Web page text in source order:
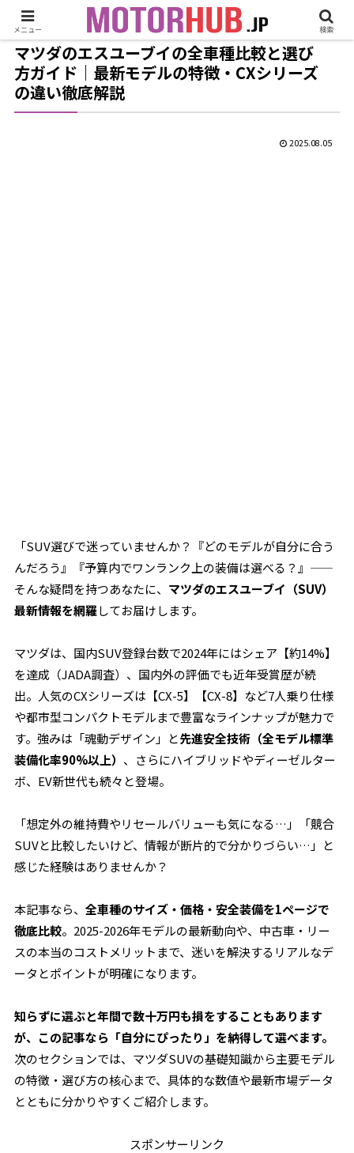
マツダのエスユーブイの全車種比較と選び
方ガイド｜最新モデルの特徴・CXシリーズ
の違い徹底解説
2025.08.05
「SUV選びで迷っていませんか？『どのモデルが自分に合う
んだろう』『予算内でワンランク上の装備は選べる？』——
そんな疑問を持つあなたに、 マツダのエスユーブイ（SUV）
最新情報を網羅してお届けします。
マツダは、国内SUV登録台数で2024年にはシェア【約14%】
を達成（JADA調査）、国内外の評価でも近年受賞歴が続
出。人気のCXシリーズは【CX-5】【CX-8】など7人乗り仕様
や都市型コンパクトモデルまで豊富なラインナップが魅力で
す。強みは「魂動デザイン」と先進安全技術（全モデル標準
装備化率90%以上） 、さらにハイブリッドやディーゼルター
ボ、EV新世代も続々と登場。
「想定外の維持費やリセールバリューも気になる…」「競合
SUVと比較したいけど、情報が断片的で分かりづらい…」と
感じた経験はありませんか？
本記事なら、全車種のサイズ・価格・安全装備を1ページで
徹底比較。2025-2026年モデルの最新動向や、中古車・リー
スの本当のコストメリットまで、迷いを解決するリアルなデ
ータとポイントが明確になります。
知らずに選ぶと年間で数十万円も損をすることもあります
が、この記事なら「自分にぴったり」を納得して選べます。
次のセクションでは、マツダSUVの基礎知識から主要モデル
の特徴・選び方の核心まで、具体的な数値や最新市場データ
とともに分かりやすくご紹介します。
スポンサーリンク
メニュー 検索